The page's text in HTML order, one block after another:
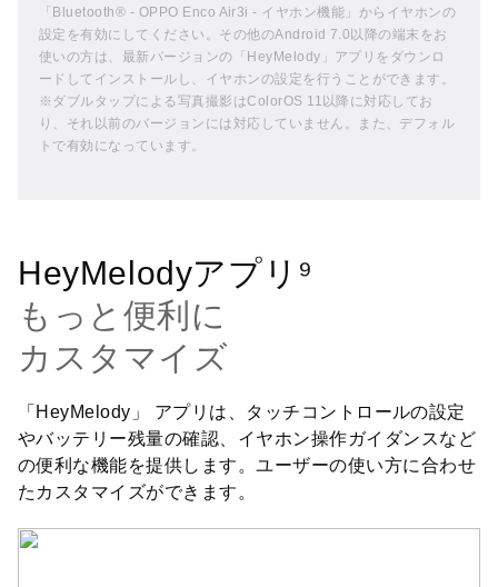
「Bluetooth® - OPPO Enco Air3i - イヤホン機能」からイヤホンの
設定を有効にしてください。その他のAndroid 7.0以降の端末をお
使いの方は、最新バージョンの「HeyMelody」アプリをダウンロ
ードしてインストールし、イヤホンの設定を行うことができます。
※ダブルタップによる写真撮影はColorOS 11以降に対応してお
り、それ以前のバージョンには対応していません。また、デフォル
トで有効になっています。
HeyMelodyアプリ⁹
もっと便利に
カスタマイズ
「HeyMelody」 アプリは、タッチコントロールの設定
やバッテリー残量の確認、イヤホン操作ガイダンスなど
の便利な機能を提供します。ユーザーの使い方に合わせ
たカスタマイズができます。